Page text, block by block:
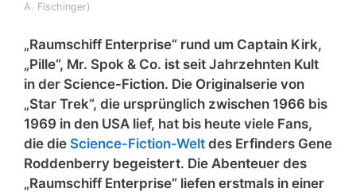
A. Fischinger)
„Raumschiff Enterprise“ rund um Captain Kirk,
„Pille“, Mr. Spok & Co. ist seit Jahrzehnten Kult
in der Science-Fiction. Die Originalserie von
„Star Trek“, die ursprünglich zwischen 1966 bis
1969 in den USA lief, hat bis heute viele Fans,
die die Science-Fiction-Welt des Erfinders Gene
Roddenberry begeistert. Die Abenteuer des
„Raumschiff Enterprise“ liefen erstmals in einer